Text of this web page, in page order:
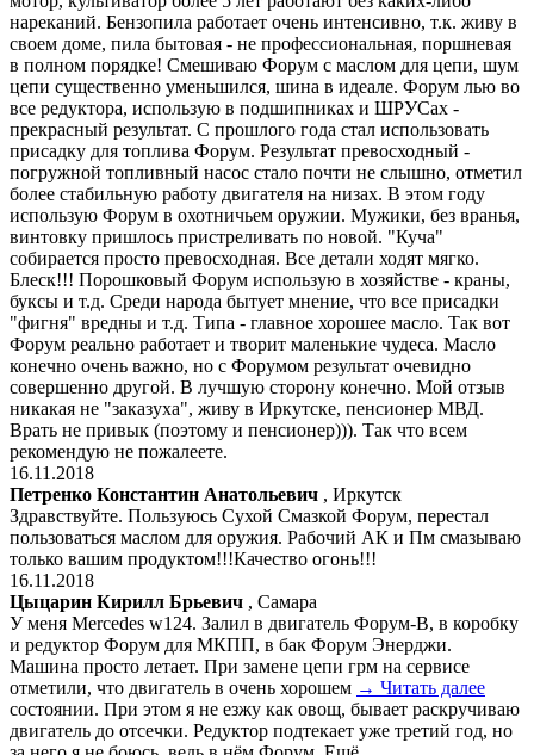
нареканий. Бензопила работает очень интенсивно, т.к. живу в
своем доме, пила бытовая - не профессиональная, поршневая
в полном порядке! Смешиваю Форум с маслом для цепи, шум
цепи существенно уменьшился, шина в идеале. Форум лью во
все редуктора, использую в подшипниках и ШРУСах -
прекрасный результат. С прошлого года стал использовать
присадку для топлива Форум. Результат превосходный -
погружной топливный насос стало почти не слышно, отметил
более стабильную работу двигателя на низах. В этом году
использую Форум в охотничьем оружии. Мужики, без вранья,
винтовку пришлось пристреливать по новой. "Куча"
собирается просто превосходная. Все детали ходят мягко.
Блеск!!! Порошковый Форум использую в хозяйстве - краны,
буксы и т.д. Среди народа бытует мнение, что все присадки
"фигня" вредны и т.д. Типа - главное хорошее масло. Так вот
Форум реально работает и творит маленькие чудеса. Масло
конечно очень важно, но с Форумом результат очевидно
совершенно другой. В лучшую сторону конечно. Мой отзыв
никакая не "заказуха", живу в Иркутске, пенсионер МВД.
Врать не привык (поэтому и пенсионер))). Так что всем
рекомендую не пожалеете.
16.11.2018
Петренко Константин Анатольевич , Иркутск
Здравствуйте. Пользуюсь Сухой Смазкой Форум, перестал
пользоваться маслом для оружия. Рабочий АК и Пм смазываю
только вашим продуктом!!!Качество огонь!!!
16.11.2018
Цыцарин Кирилл Брьевич , Самара
У меня Mercedes w124. Залил в двигатель Форум-В, в коробку
и редуктор Форум для МКПП, в бак Форум Энерджи.
Машина просто летает. При замене цепи грм на сервисе
отметили, что двигатель в очень хорошем → Читать далее
состоянии. При этом я не езжу как овощ, бывает раскручиваю
двигатель до отсечки. Редуктор подтекает уже третий год, но